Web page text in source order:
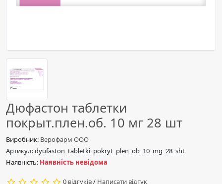
Дюфастон таблетки
покрыт.плен.об. 10 мг 28 шт
Виробник: Верофарм ООО
Артикул: dyufaston_tabletki_pokryt_plen_ob_10_mg_28_sht
Наявність: Наявність невідома
0 відгуків/ Написати відгук